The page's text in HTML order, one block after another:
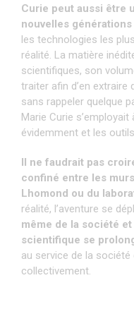
Curie peut aussi être
nouvelles
les technologies les
réalité. La matière
scientifiques, son
traiter afin d’en
sans rappeler quelque
Marie Curie
évidemment et les
Il ne faudrait pas
confiné entre les
Lhomond ou du
réalité, l’aventure se
même de la société
scientifique se
au service de la
collectivement.